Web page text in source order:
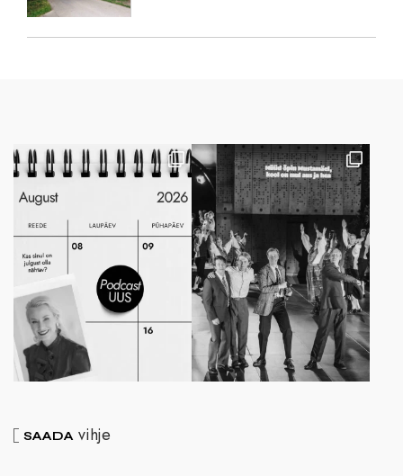
SAADA vihje